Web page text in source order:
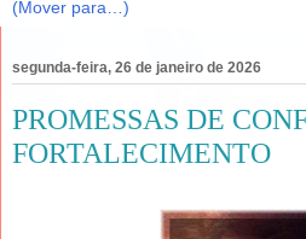
segunda-feira, 26 de janeiro de 2026
PROMESSAS DE
FORTALECIMENTO